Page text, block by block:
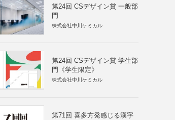
第24回 CSデザイン賞 一般部
門
株式会社中川ケミカル
第24回 CSデザイン賞 学生部
門《学生限定》
株式会社中川ケミカル
第71回 喜多方発感じる漢字